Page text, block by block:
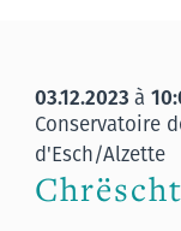
03.12.2023 à
Conservatoire
d'Esch/Alzette